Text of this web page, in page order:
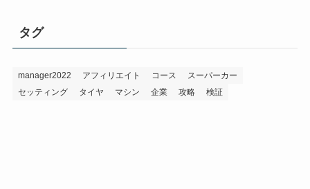
ー
タグ
manager2022 アフィリエイト コース
スーパーカー
セッティング
タイヤ マシン 企業 攻略 検証